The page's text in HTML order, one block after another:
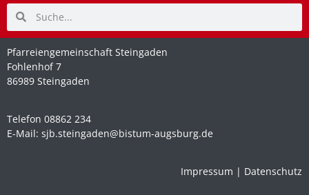
Pfarreiengemeinschaft Steingaden
Fohlenhof 7
86989 Steingaden
Telefon 08862 234
E-Mail: sjb.steingaden@bistum-augsburg.de
Impressum | Datenschutz